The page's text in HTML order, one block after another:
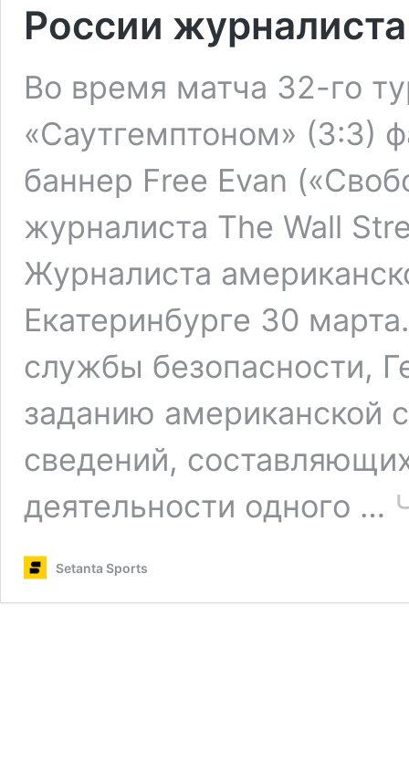
России журналиста
Во время матча 32-го
«Саутгемптоном» (3:3)
баннер Free Evan
журналиста The Wall
Журналиста
Екатеринбурге 30
службы безопасности,
заданию американской
сведений,
деятельности одного …
Setanta Sports